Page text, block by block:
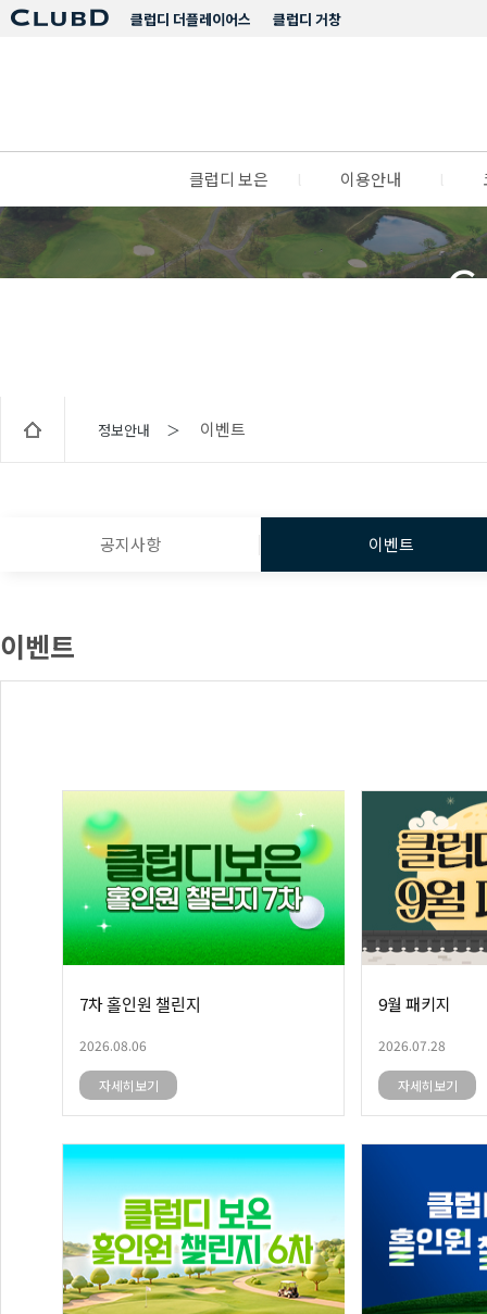
클럽디 거창
클럽디 더플레이어스
클럽디 보은 이용안내
정보안내 ＞ 이벤트
공지사항 이벤트
이벤트
7차 홀인원 챌린지
2026.08.06
자세히보기
9월 패키지
2026.07.28
자세히보기